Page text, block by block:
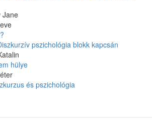
Jane
pszichológia blokk kapcsán
hülye
és pszichológia